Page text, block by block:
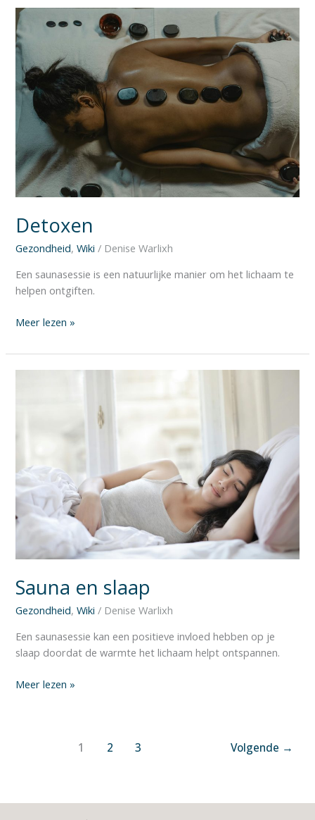
Detoxen
Gezondheid,Wiki / Denise Warlixh
Een saunasessie is een natuurlijke manier om het lichaam te
helpen ontgiften.
Detoxen
Meer lezen »
Sauna en slaap
Gezondheid,Wiki / Denise Warlixh
Een saunasessie kan een positieve invloed hebben op je
slaap doordat de warmte het lichaam helpt ontspannen.
Meer lezen »
1 2 3 Volgende →